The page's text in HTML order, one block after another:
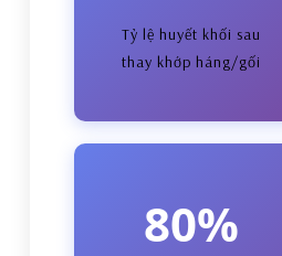
Tỷ lệ huyết khối sau
thay khớp háng/gối
80%